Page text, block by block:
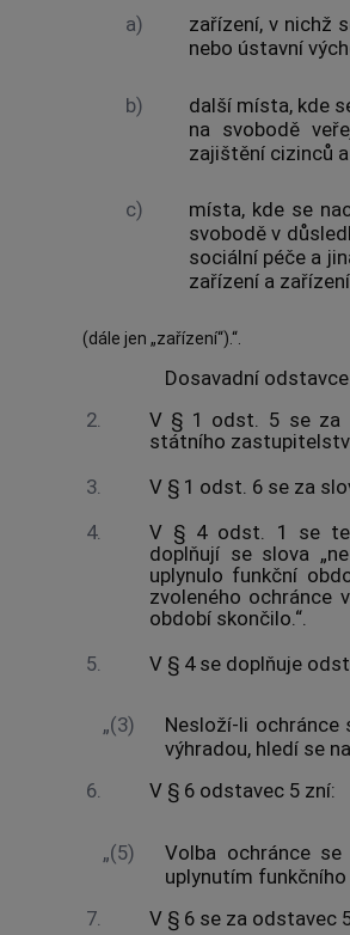
a)
zařízení, v nichž
nebo ústavní
b)
další místa, kde
na svobodě
zajištění cizinců
c)
místa, kde se
svobodě v
sociální péče a
zařízení a
(dále jen „zařízení“).“.
Dosavadní
2.
V § 1 odst. 5 se za
státního
3.
V § 1 odst. 6 se za
4.
V § 4 odst. 1 se
doplňují se slova
uplynulo funkční
zvoleného ochránce
období skončilo.“.
5.
V § 4 se doplňuje
„(3)
Nesloží-li ochránce
výhradou, hledí se
6.
V § 6 odstavec 5 zní:
„(5)
Volba ochránce
uplynutím funkčního
7.
V § 6 se za odstavec